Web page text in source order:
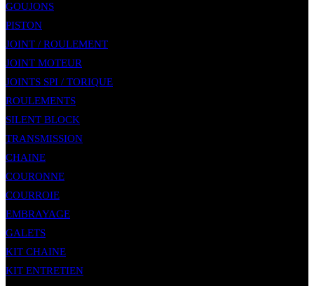
GOUJONS
PISTON
JOINT / ROULEMENT
JOINT MOTEUR
JOINTS SPI / TORIQUE
ROULEMENTS
SILENT BLOCK
TRANSMISSION
CHAINE
COURONNE
COURROIE
EMBRAYAGE
GALETS
KIT CHAINE
KIT ENTRETIEN